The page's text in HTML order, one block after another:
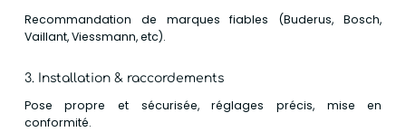
Recommandation de marques fiables (Buderus, Bosch,
Vaillant, Viessmann, etc).
3. Installation & raccordements
Pose propre et sécurisée, réglages précis, mise en
conformité.